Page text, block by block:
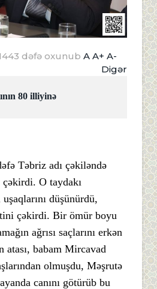
dəfə oxunub A A+ A-
Digər
80 illiyinə
Təbriz adı çəkiləndə
O taydakı
düşünürdü,
çəkirdi. Bir ömür boyu
ağrısı saçlarını erkən
atası, babam Mircavad
olmuşdu, Məşrutə
canını götürüb bu